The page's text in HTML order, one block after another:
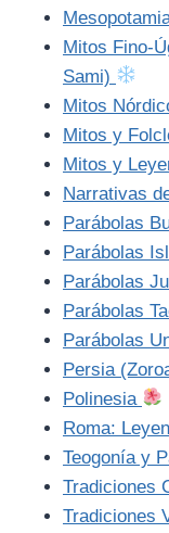
Mitos Fino-
Sami)
Mitos
Mitos y
Mitos y
Narrativas
Parábolas
Parábolas
Parábolas
Parábolas
Parábolas
Persia
Polinesia
Roma:
Teogonía y
Tradiciones
Tradiciones